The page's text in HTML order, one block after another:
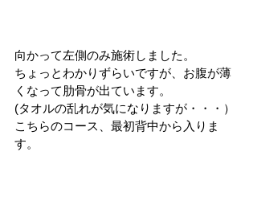
向かって左側のみ施術しました。
ちょっとわかりずらいですが、お腹が薄
くなって肋骨が出ています。
(タオルの乱れが気になりますが・・・）
こちらのコース、最初背中から入りま
す。